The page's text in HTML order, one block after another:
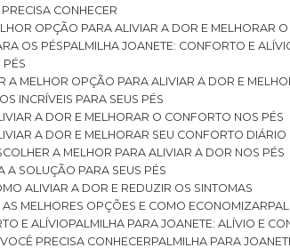
CONHECER
OPÇÃO PARA ALIVIAR A DOR E MELHORAR
OS PÉS
PALMILHA JOANETE: CONFORTO E
PÉS
A MELHOR OPÇÃO PARA ALIVIAR A DOR E
INCRÍVEIS PARA SEUS PÉS
A DOR E MELHORAR O CONFORTO NOS PÉS
A DOR E MELHORAR SEU CONFORTO DIÁRIO
A MELHOR PARA ALIVIAR A DOR NOS PÉS
A SOLUÇÃO PARA SEUS PÉS
ALIVIAR A DOR E REDUZIR OS SINTOMAS
MELHORES OPÇÕES E COMO ECONOMIZAR
E ALÍVIO
PALMILHA PARA JOANETE: ALÍVIO E
PRECISA CONHECER
PALMILHA PARA